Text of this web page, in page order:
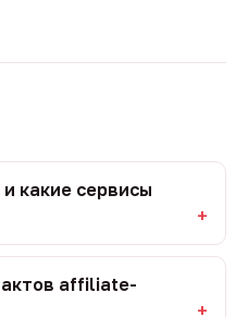
какие сервисы
affiliate-